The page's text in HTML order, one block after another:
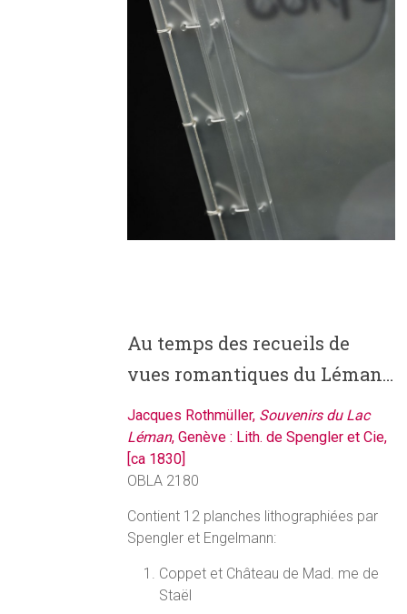
Au temps des recueils de
vues romantiques du Léman…
Jacques Rothmüller, Souvenirs du Lac
Léman, Genève : Lith. de Spengler et Cie,
[ca 1830]
OBLA 2180
Contient 12 planches lithographiées par
Spengler et Engelmann:
Coppet et Château de Mad. me de
Staël